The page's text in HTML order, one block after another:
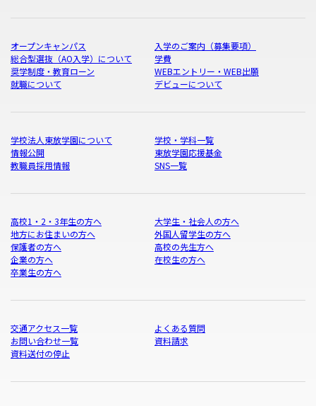
オープンキャンパス
入学のご案内（募集要項）
総合型選抜（AO入学）について
学費
奨学制度・教育ローン
WEBエントリー・WEB出願
就職について
デビューについて
学校法人東放学園について
学校・学科一覧
情報公開
東放学園応援基金
教職員採用情報
SNS一覧
高校1・2・3年生の方へ
大学生・社会人の方へ
地方にお住まいの方へ
外国人留学生の方へ
保護者の方へ
高校の先生方へ
企業の方へ
在校生の方へ
卒業生の方へ
交通アクセス一覧
よくある質問
お問い合わせ一覧
資料請求
資料送付の停止